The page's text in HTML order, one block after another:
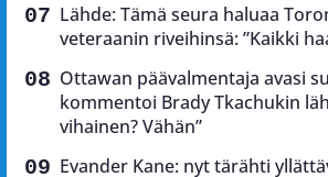
Lähde: Tämä seura haluaa
veteraanin riveihinsä: ”Kaikki
Ottawan päävalmentaja avasi
kommentoi Brady Tkachukin
vihainen? Vähän”
Evander Kane: nyt tärähti